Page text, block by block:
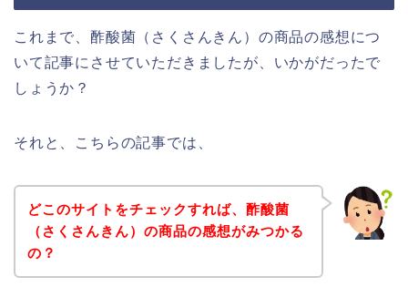
これまで、酢酸菌（さくさんきん）の商品の感想につ
いて記事にさせていただきましたが、いかがだったで
しょうか？
それと、こちらの記事では、
どこのサイトをチェックすれば、酢酸菌
（さくさんきん）の商品の感想がみつかる
の？